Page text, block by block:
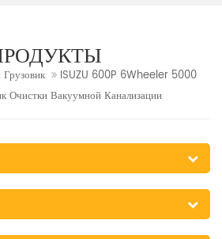
ISUZU 600P 6Wheeler 5000
Очистки Вакуумной Канализации